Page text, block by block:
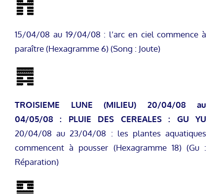
15/04/08 au 19/04/08 : l’arc en ciel commence à
paraître (Hexagramme 6) (Song : Joute)
TROISIEME LUNE (MILIEU)
20/04/08 au
04/05/08 : PLUIE DES CEREALES : GU YU
20/04/08 au 23/04/08 : les plantes aquatiques
commencent à pousser (Hexagramme 18) (Gu :
Réparation)